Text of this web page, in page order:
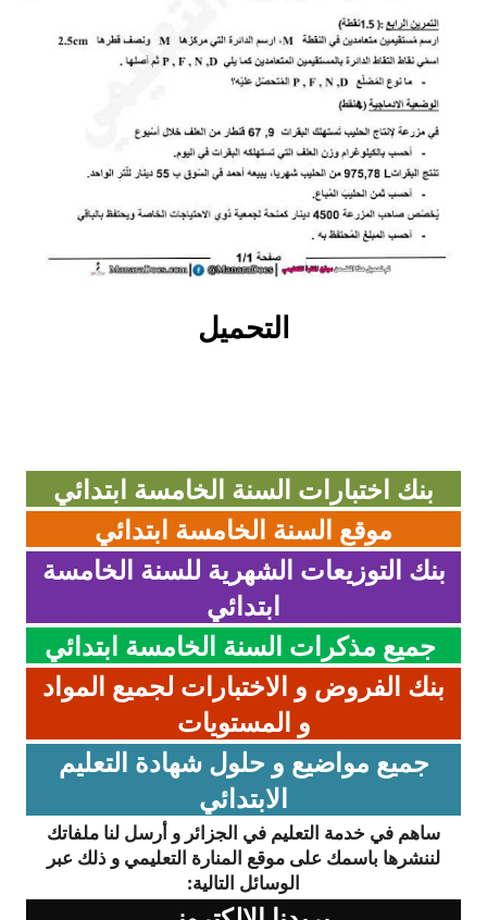
بحوث الفيزياء و الكيمياء
بحوث العلوم الطبيعية
بحوث اللغة الفرنسية
بحوث اللغة الانجليزية
بحوث في مجالات اخرى
التحميل
بنك اختبارات السنة الخامسة ابتدائي
موقع السنة الخامسة ابتدائي
بنك التوزيعات الشهرية للسنة الخامسة
ابتدائي
جميع مذكرات السنة الخامسة ابتدائي
بنك الفروض و الاختبارات لجميع المواد
و المستويات
جميع مواضيع و حلول شهادة التعليم
الابتدائي
ساهم في خدمة التعليم في الجزائر و أرسل لنا ملفاتك
لننشرها باسمك على موقع المنارة التعليمي و ذلك عبر
الوسائل التالية: